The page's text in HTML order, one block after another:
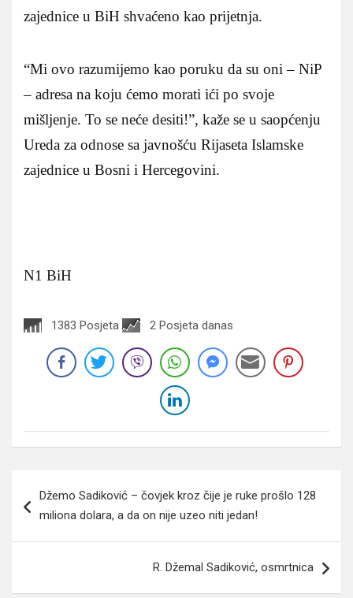
zajednice u BiH shvaćeno kao prijetnja.
“Mi ovo razumijemo kao poruku da su oni – NiP
– adresa na koju ćemo morati ići po svoje
mišljenje. To se neće desiti!”, kaže se u saopćenju
Ureda za odnose sa javnošću Rijaseta Islamske
zajednice u Bosni i Hercegovini.
N1 BiH
1383 Posjeta 2 Posjeta danas
članaka
Džemo Sadiković – čovjek kroz čije je ruke prošlo 128
miliona dolara, a da on nije uzeo niti jedan!
R. Džemal Sadiković, osmrtnica